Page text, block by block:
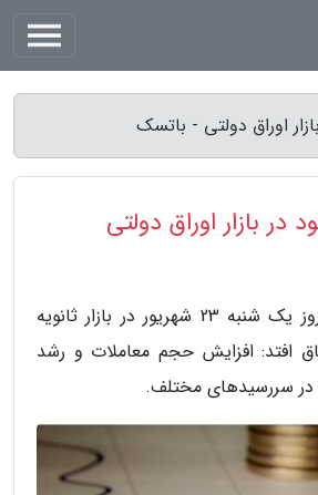
اوراق دولتی - باتسک
بازار اوراق دولتی
به گزارش باتسک، روز یک شنبه 23 شهریور در بازار ثانویه
افتد: افزایش حجم معاملات و رشد
سررسیدهای مختلف.